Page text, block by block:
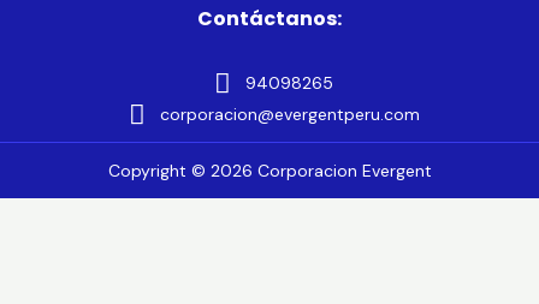
Contáctanos:
94098265
corporacion@evergentperu.com
Copyright © 2026 Corporacion Evergent